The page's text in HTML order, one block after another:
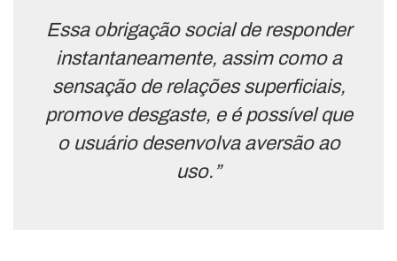
Essa obrigação social de responder
instantaneamente, assim como a
sensação de relações superficiais,
promove desgaste, e é possível que
o usuário desenvolva aversão ao
uso.”